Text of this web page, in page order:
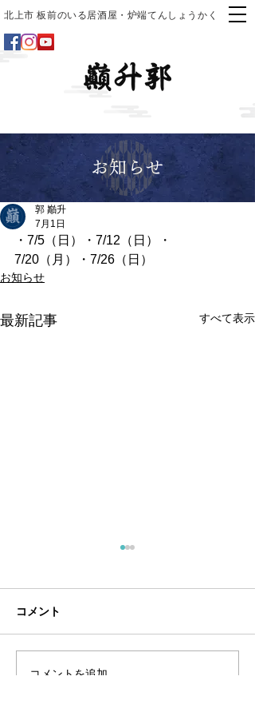
北上市 板前のいる居酒屋・炉端てんしょうかく
お知らせ
郭 巓升
7月1日
・7/5（日）・7/12（日）・
7/20（月）・7/26（日）
お知らせ
最新記事 すべて表示
・6/7（日）・6/14（日）・
6/21（日）・6/28（日）
コメント
コメントを追加…